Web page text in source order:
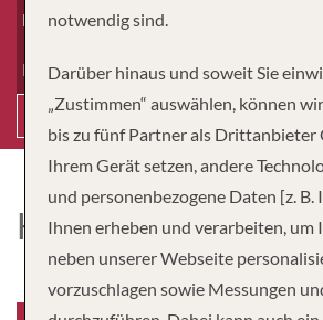
Dauer
Reiseart
Suchen
HANSEATIC
notwendig sind.
Darüber hinaus und soweit Sie
„Zustimmen“ auswählen, können
bis zu fünf Partner als Drittanbieter
Ihrem Gerät setzen, andere
und personenbezogene Daten [z. B.
Ihnen erheben und verarbeiten, um
neben unserer Webseite
vorzuschlagen sowie Messungen